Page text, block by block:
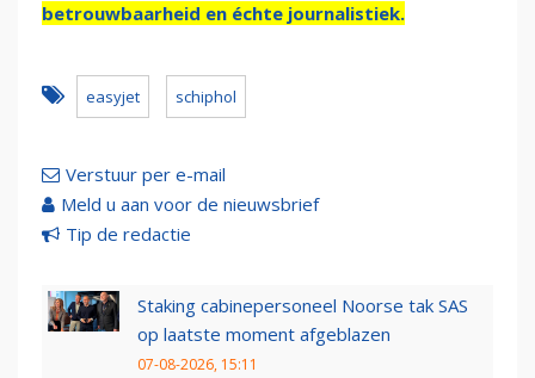
betrouwbaarheid en échte journalistiek.
easyjet schiphol
Verstuur per e-mail
Meld u aan voor de nieuwsbrief
Tip de redactie
Staking cabinepersoneel Noorse tak SAS
op laatste moment afgeblazen
07-08-2026, 15:11